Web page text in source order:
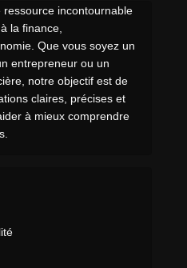
incontournable
la finance,
Que vous soyez un
entrepreneur ou un
notre objectif est de
claires, précises et
à mieux comprendre